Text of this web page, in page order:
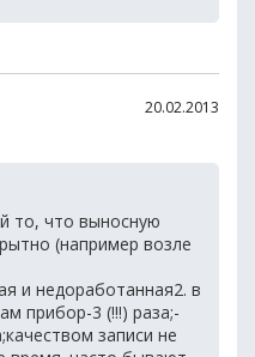
20.02.2013
то, что выносную
(например возле
и недоработанная2. в
прибор-3 (!!!) раза;-
записи не